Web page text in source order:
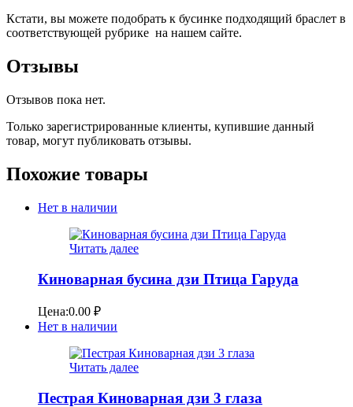
Кстати, вы можете подобрать к бусинке подходящий браслет в
соответствующей рубрике на нашем сайте.
Отзывы
Отзывов пока нет.
Только зарегистрированные клиенты, купившие данный
товар, могут публиковать отзывы.
Похожие товары
Нет в наличии
Читать далее
Киноварная бусина дзи Птица Гаруда
Цена:0.00 ₽
Нет в наличии
Читать далее
Пестрая Киноварная дзи 3 глаза